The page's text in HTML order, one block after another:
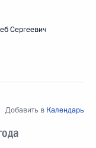
Сергеевич
Добавить в Календарь